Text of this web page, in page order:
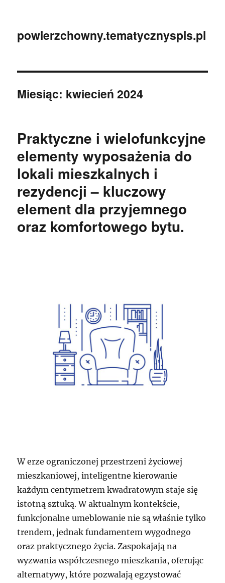
powierzchowny.tematycznyspis.pl
Miesiąc: kwiecień 2024
Praktyczne i wielofunkcyjne
elementy wyposażenia do
lokali mieszkalnych i
rezydencji – kluczowy
element dla przyjemnego
oraz komfortowego bytu.
W erze ograniczonej przestrzeni życiowej
mieszkaniowej, inteligentne kierowanie
każdym centymetrem kwadratowym staje się
istotną sztuką. W aktualnym kontekście,
funkcjonalne umeblowanie nie są właśnie tylko
trendem, jednak fundamentem wygodnego
oraz praktycznego życia. Zaspokajają na
wyzwania współczesnego mieszkania, oferując
alternatywy, które pozwalają egzystować